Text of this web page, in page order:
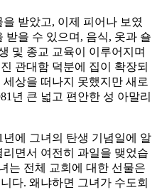
받았고, 이제 피어나 보였
받을 수 있으며, 음식, 옷과 숄
및 종교 교육이 이루어지며
관대함 덕분에 집이 확장되
상을 떠나지 못했지만 새로
년 큰 넓고 편안한 성 아말리
에 그녀의 탄생 기념일에 알
면서 여전히 과일을 맺었습
는 전체 교회에 대한 선물은
다. 왜냐하면 그녀가 수도회